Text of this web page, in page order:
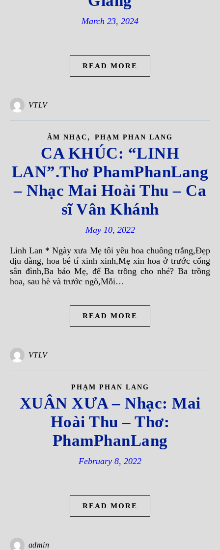
March 23, 2024
READ MORE
VTLV
ÂM NHẠC , PHẠM PHAN LANG
CA KHÚC: “LINH
LAN”.Thơ PhamPhanLang
– Nhạc Mai Hoài Thu – Ca
sĩ Vân Khánh
May 10, 2022
Linh Lan * Ngày xưa Mẹ tôi yêu hoa chuông trắng,Đẹp
dịu dàng, hoa bé tí xinh xinh,Mẹ xin hoa ở trước cổng
sân đình,Ba bảo Mẹ, để Ba trồng cho nhé? Ba trồng
hoa, sau hè và trước ngõ,Mỗi…
READ MORE
VTLV
PHẠM PHAN LANG
XUÂN XƯA – Nhạc: Mai
Hoài Thu – Thơ:
PhamPhanLang
February 8, 2022
READ MORE
admin